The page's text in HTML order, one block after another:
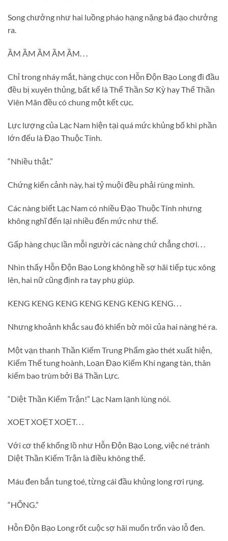
Song chưởng như hai luồng pháo hạng nặng bá đạo chưởng
ra.
ẦM ẦM ẦM ẦM ẦM. . .
Chỉ trong nháy mắt, hàng chục con Hỗn Độn Bạo Long đi đầu
đều bị xuyên thủng, bất kể là Thể Thần Sơ Kỳ hay Thể Thần
Viên Mãn đều có chung một kết cục.
Lực lượng của Lạc Nam hiện tại quá mức khủng bố khi phần
lớn đếu là Đạo Thuộc Tính.
“Nhiều thật.”
Chứng kiến cảnh này, hai tỷ muội đều phải rùng mình.
Các nàng biết Lạc Nam có nhiều Đạo Thuộc Tính nhưng
không nghĩ đến lại nhiều đến mức như thế.
Gấp hàng chục lần mỗi người các nàng chứ chẳng chơi. . .
Nhìn thấy Hỗn Độn Bạo Long không hề sợ hãi tiếp tục xông
lên, hai nữ cũng định ra tay phụ giúp.
KENG KENG KENG KENG KENG KENG KENG. . .
Nhưng khoảnh khắc sau đó khiến bờ môi của hai nàng hé ra.
Một vạn thanh Thần Kiếm Trung Phẩm gào thét xuất hiện,
Kiếm Thế tung hoành, Loạn Đạo Kiếm Khí ngang tàn, thân
kiếm bao trùm bởi Bá Thần Lực.
“Diệt Thần Kiếm Trận!” Lạc Nam lạnh lùng nói.
XOẸT XOẸT XOẸT. . .
Với cơ thể khổng lồ như Hỗn Độn Bạo Long, việc né tránh
Diệt Thần Kiếm Trận là điều không thể.
Máu đen bắn tung toé, từng cái đầu khủng long rơi rụng.
“HỐNG.”
Hỗn Độn Bạo Long rốt cuộc sợ hãi muốn trốn vào lỗ đen.